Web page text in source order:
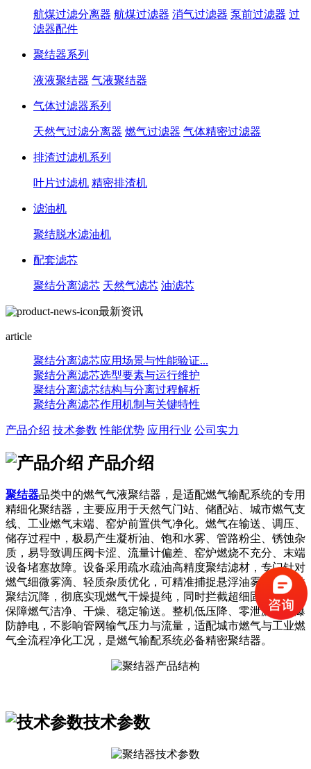
航煤过滤分离器 航煤过滤器 消气过滤器 泵前过滤器 过
滤器配件
聚结器系列
液液聚结器 气液聚结器
气体过滤器系列
天然气过滤分离器 燃气过滤器 气体精密过滤器
排渣过滤机系列
叶片过滤机 精密排渣机
滤油机
聚结脱水滤油机
配套滤芯
聚结分离滤芯 天然气滤芯 油滤芯
最新资讯
article
聚结分离滤芯应用场景与性能验证...
聚结分离滤芯选型要素与运行维护
聚结分离滤芯结构与分离过程解析
聚结分离滤芯作用机制与关键特性
产品介绍 技术参数 性能优势 应用行业 公司实力
产品介绍
聚结器品类中的燃气气液聚结器，是适配燃气输配系统的专用
精细化聚结器，主要应用于天然气门站、储配站、城市燃气支
线、工业燃气末端、窑炉前置供气净化。燃气在输送、调压、
储存过程中，极易产生凝析油、饱和水雾、管路粉尘、锈蚀杂
质，易导致调压阀卡涩、流量计偏差、窑炉燃烧不充分、末端
设备堵塞故障。设备采用疏水疏油高精度聚结滤材，专门针对
燃气细微雾滴、轻质杂质优化，可精准捕捉悬浮油雾、水雾并
聚结沉降，彻底实现燃气干燥提纯，同时拦截超细固体杂质，
保障燃气洁净、干燥、稳定输送。整机低压降、零泄漏、防爆
防静电，不影响管网输气压力与流量，适配城市燃气与工业燃
气全流程净化工况，是燃气输配系统必备精密聚结器。
技术参数